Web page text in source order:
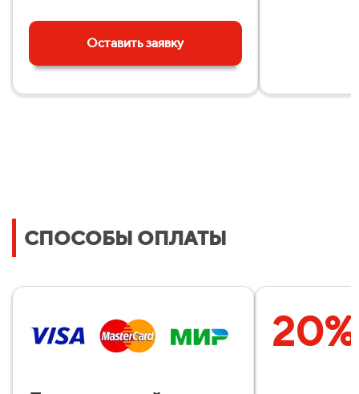
Оставить заявку
СПОСОБЫ ОПЛАТЫ
20%